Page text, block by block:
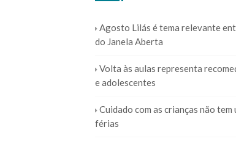
Agosto Lilás é tema relevante
do Janela Aberta
Volta às aulas representa
e adolescentes
Cuidado com as crianças não
férias